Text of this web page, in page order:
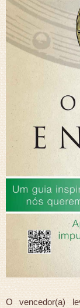
O vencedor(a)